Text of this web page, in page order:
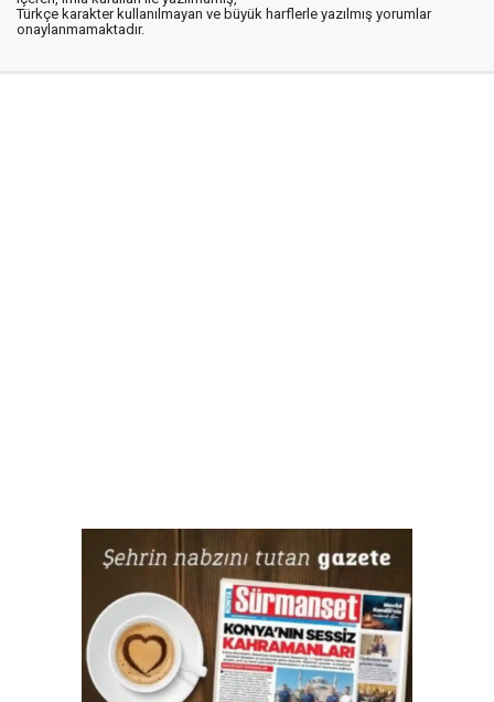
Türkçe karakter kullanılmayan ve büyük harflerle yazılmış yorumlar
onaylanmamaktadır.